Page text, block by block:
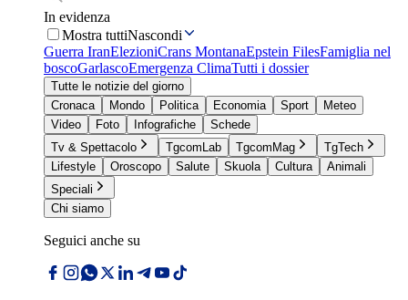
In evidenza
Mostra tuttiNascondi
Guerra IranElezioniCrans MontanaEpstein FilesFamiglia nel
boscoGarlascoEmergenza ClimaTutti i dossier
Tutte le notizie del giorno
Cronaca
Mondo Politica Economia Sport
Meteo
Video
Foto Infografiche
Schede
Tv & Spettacolo
TgcomLab TgcomMag
TgTech
Lifestyle
Oroscopo Salute Skuola Cultura
Animali
Speciali
Chi siamo
Seguici anche su